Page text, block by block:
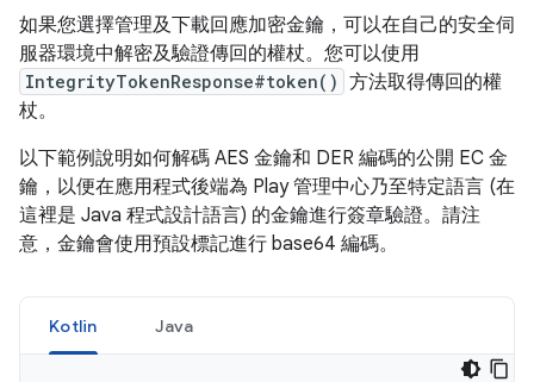
如果您選擇管理及下載回應加密金鑰，可以在自己的安全伺
服器環境中解密及驗證傳回的權杖。您可以使用
IntegrityTokenResponse#token() 方法取得傳回的權
杖。
以下範例說明如何解碼 AES 金鑰和 DER 編碼的公開 EC 金
鑰，以便在應用程式後端為 Play 管理中心乃至特定語言 (在
這裡是 Java 程式設計語言) 的金鑰進行簽章驗證。請注
意，金鑰會使用預設標記進行 base64 編碼。
Kotlin Java